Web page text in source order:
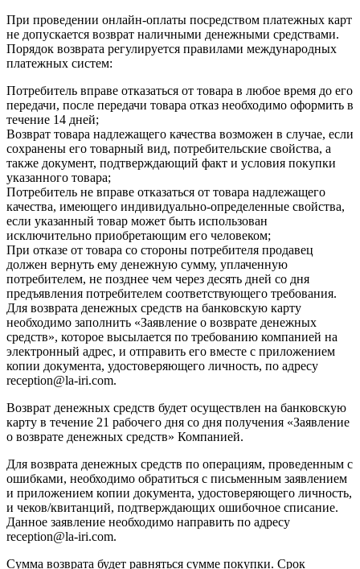
При проведении онлайн-оплаты посредством платежных карт
не допускается возврат наличными денежными средствами.
Порядок возврата регулируется правилами международных
платежных систем:
Потребитель вправе отказаться от товара в любое время до его
передачи, после передачи товара отказ необходимо оформить в
течение 14 дней;
Возврат товара надлежащего качества возможен в случае, если
сохранены его товарный вид, потребительские свойства, а
также документ, подтверждающий факт и условия покупки
указанного товара;
Потребитель не вправе отказаться от товара надлежащего
качества, имеющего индивидуально-определенные свойства,
если указанный товар может быть использован
исключительно приобретающим его человеком;
При отказе от товара со стороны потребителя продавец
должен вернуть ему денежную сумму, уплаченную
потребителем, не позднее чем через десять дней со дня
предъявления потребителем соответствующего требования.
Для возврата денежных средств на банковскую карту
необходимо заполнить «Заявление о возврате денежных
средств», которое высылается по требованию компанией на
электронный адрес, и отправить его вместе с приложением
копии документа, удостоверяющего личность, по адресу
reception@la-iri.com.
Возврат денежных средств будет осуществлен на банковскую
карту в течение 21 рабочего дня со дня получения «Заявление
о возврате денежных средств» Компанией.
Для возврата денежных средств по операциям, проведенным с
ошибками, необходимо обратиться с письменным заявлением
и приложением копии документа, удостоверяющего личность,
и чеков/квитанций, подтверждающих ошибочное списание.
Данное заявление необходимо направить по адресу
reception@la-iri.com.
Сумма возврата будет равняться сумме покупки. Срок